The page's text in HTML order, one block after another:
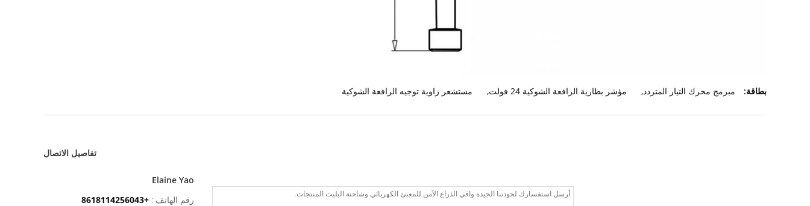
بطاقة: مبرمج محرك التيار المتردد, مؤشر بطارية الرافعة الشوكية 24 فولت , مستشعر زاوية توجيه الرافعة الشوكية
تفاصيل الاتصال
Elaine Yao
رقم الهاتف : +8618114256043